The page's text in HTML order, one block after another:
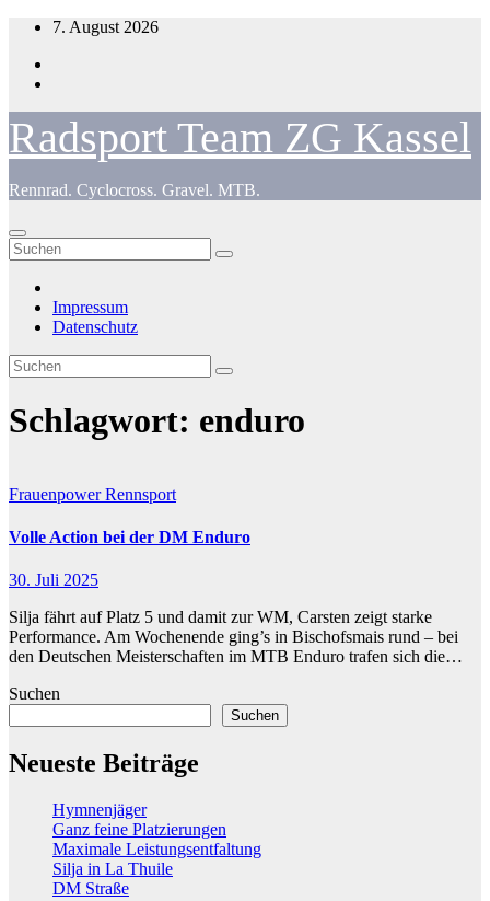
Zum
springen
7. August 2026
Radsport Team ZG Kassel
Rennrad. Cyclocross. Gravel. MTB.
Impressum
Datenschutz
Schlagwort: enduro
FrauenpowerRennsport
Volle Action bei der DM Enduro
30. Juli 2025
Silja fährt auf Platz 5 und damit zur WM, Carsten zeigt starke
Performance. Am Wochenende ging’s in Bischofsmais rund – bei
den Deutschen Meisterschaften im MTB Enduro trafen sich die…
Suchen
Suchen
Neueste Beiträge
Hymnenjäger
Ganz feine Platzierungen
Maximale Leistungsentfaltung
Silja in La Thuile
DM Straße